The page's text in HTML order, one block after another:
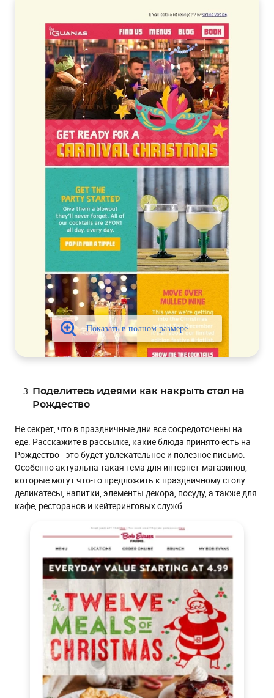
Поделитесь идеями как накрыть стол на
Рождество
Не секрет, что в праздничные дни все сосредоточены на
еде. Расскажите в рассылке, какие блюда принято есть на
Рождество - это будет увлекательное и полезное письмо.
Особенно актуальна такая тема для интернет-магазинов,
которые могут что-то предложить к праздничному столу:
деликатесы, напитки, элементы декора, посуду, а также для
кафе, ресторанов и кейтеринговых служб.